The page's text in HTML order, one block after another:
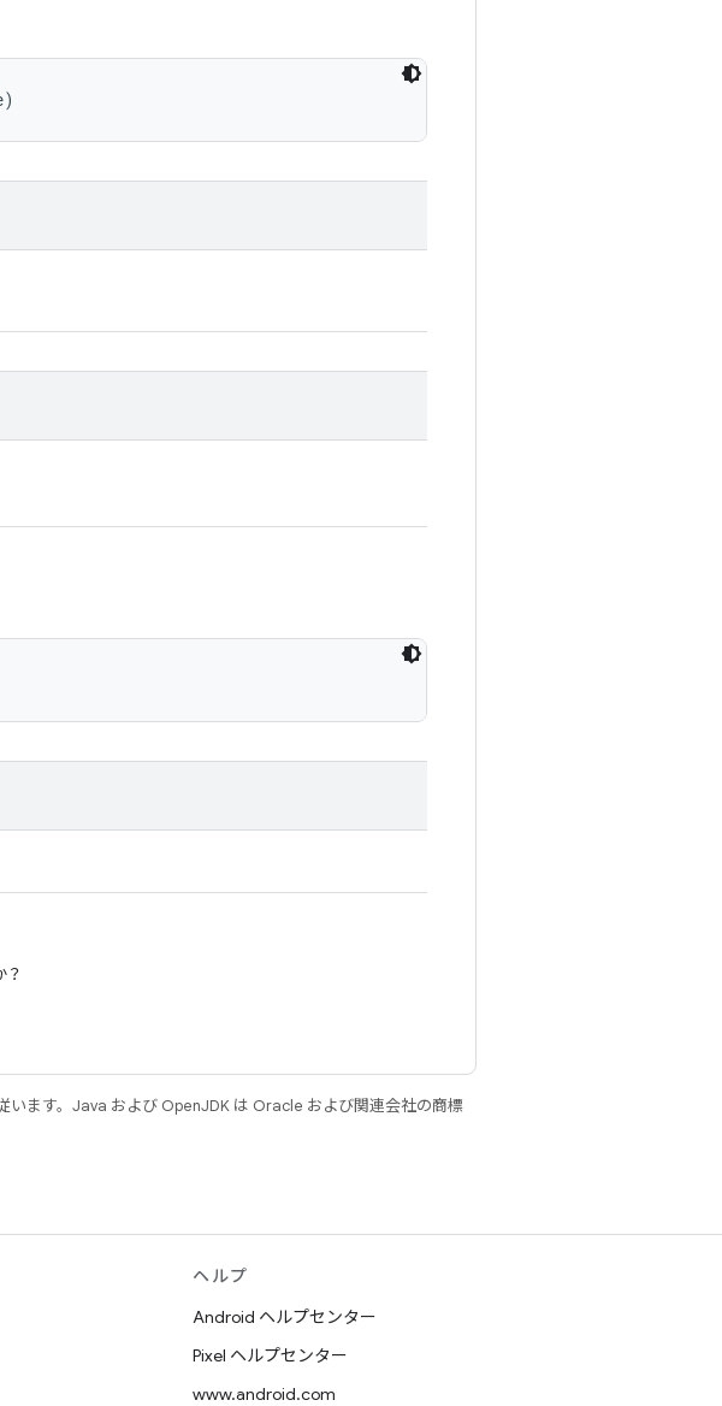
？
います。Java および OpenJDK は Oracle および関連会社の商標
ヘルプ
Android ヘルプセンター
Pixel ヘルプセンター
www.android.com